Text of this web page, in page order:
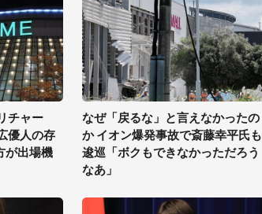
チャー
優人の存
が出場機
なぜ「戻るな」と言えなかったの
か イオン爆発事故で斎藤幸平氏も
逡巡「ボクもできなかっただろう
なあ」